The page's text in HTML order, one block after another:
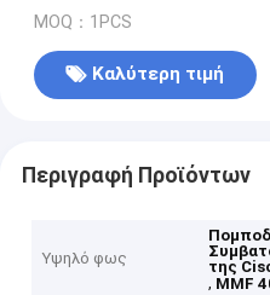
MOQ：1PCS
Καλύτερη τιμή
Περιγραφή Προϊόντων
Υψηλό φως
της
, MMF